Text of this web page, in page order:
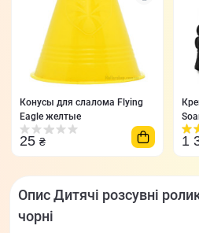
Конусы для слалома Flying
Eagle желтые
25 ₴ 1
Опис Дитячі розсувні
чорні